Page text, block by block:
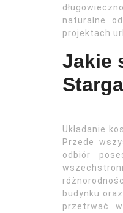
naturalne
projektach
Jakie
Układanie
Przede
odbiór
budynku
przetrwać